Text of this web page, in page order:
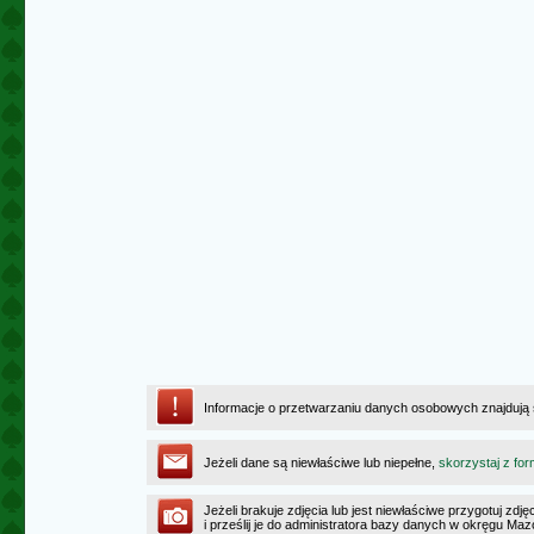
Informacje o przetwarzaniu danych osobowych
Jeżeli dane są niewłaściwe lub niepełne, skorzystaj z
Jeżeli brakuje zdjęcia lub jest niewłaściwe przygotuj
i prześlij je do administratora bazy danych w okręgu